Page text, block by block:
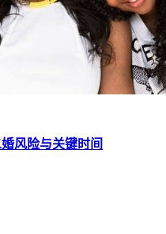
风险与关键时间